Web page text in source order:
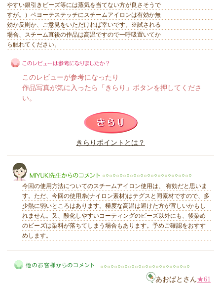
やすい銀引きビーズ等には蒸気を当てない方が良さそうで
すが。）ペヨーテステッチにスチームアイロンは有効か無
効か反則か、ご意見をいただければ幸いです。※試される
場合、スチーム直後の作品は高温ですので一呼吸置いてか
ら触れてください。
このレビューは参考になりましたか？
このレビューが参考になったり
作品写真が気に入ったら「きらり」ボタンを押してくださ
い。
きらりポイントとは？
MIYUKI先生からのコメント
今回の使用方法についてのスチームアイロン使用は、 有効だと思いま
す。ただ、今回の使用糸(ナイロン素材)はテグスと同素材ですので、多
少熱に弱いところはあります。極度な高温は避けた方が宜しいかもし
れません。又、酸化しやすいコーティングのビーズ以外にも、後染め
のビーズは染料が落ちてしまう場合もあります。予めご確認をおすす
めします。
あおばとさん★61